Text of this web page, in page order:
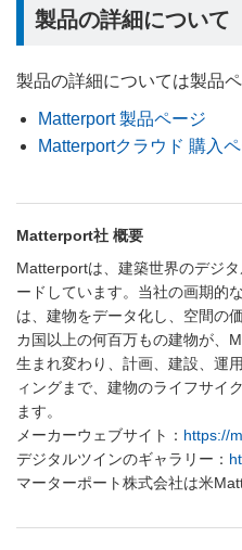
製品の詳細について
製品の詳細については製品
Matterport 製品ページ
Matterportクラウド 購入
Matterport社 概要
Matterportは、建築世界のデジ
ードしています。当社の画期的
は、建物をデータ化し、空間の
カ国以上の何百万もの建物が、
生まれ変わり、計画、建設、運
ィングまで、建物のライフサイ
ます。
メーカーウェブサイト： https://
デジタルツインのギャラリー：
マーターポート株式会社は米